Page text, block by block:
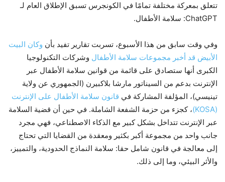
تتعلق بمعركة مختلفة تمامًا في الكونجرس تسبق الإطلاق العام لـ
ChatGPT: سلامة الأطفال.
وفي وقت سابق من هذا الأسبوع، تسربت تقارير تفيد بأن وكان البيت
الأبيض قد أخبر مجموعات سلامة الأطفال وشركات التكنولوجيا
الكبرى أنها ستصادق على قائمة من قوانين سلامة الأطفال عبر
الإنترنت بدعم من السيناتور مارشا بلاكبيرن (الجمهوري عن ولاية
تينيسي)، المؤلفة المشاركة في قانون سلامة الأطفال على الإنترنت
(KOSA)
، كجزء من حزمة الشفعة الشاملة. في حين أن قضية السلامة
عبر الإنترنت تتداخل بشكل كبير مع الذكاء الاصطناعي، فهي مجرد
جانب واحد من مجموعة أكبر بكثير ومعقدة من القضايا التي تحتاج
إلى معالجة في قانون شامل حقا: سلامة النماذج الحدودية، والتمييز،
والأثر البيئي، وما إلى ذلك.